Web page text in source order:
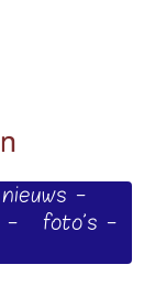
nieuws
foto's